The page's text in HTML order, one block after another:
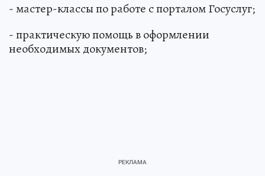
- мастер-классы по работе с порталом Госуслуг;
- практическую помощь в оформлении
необходимых документов;